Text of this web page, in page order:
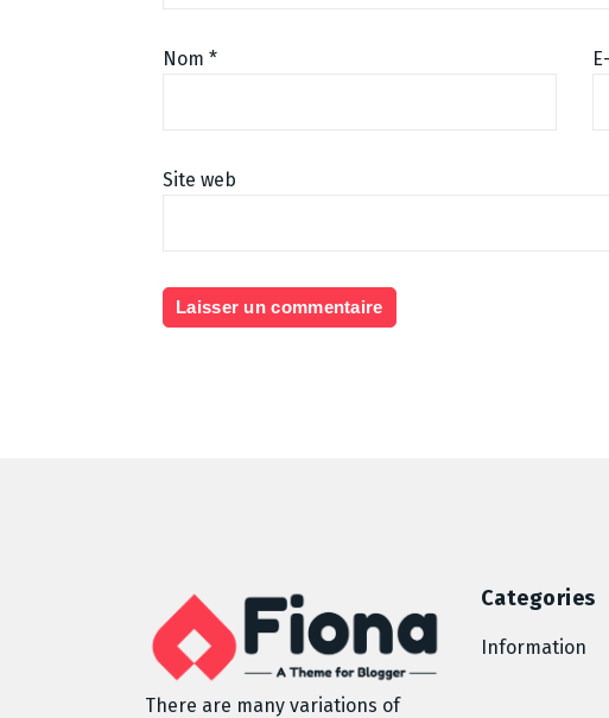
Nom *
Site web
There are many variations of
Categories
Information